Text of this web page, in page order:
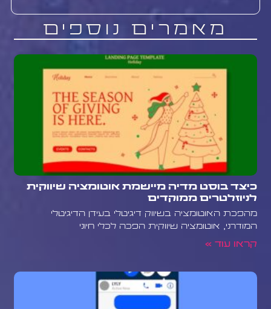
מאמרים נוספים
כיצד בוסט מדיה מיישמת אוטומציה שיווקית
לניוזלטרים ממוקדים
מהפכת האוטומציה בשיווק דיגיטלי בעידן הדיגיטלי
המודרני, אוטומציה שיווקית הפכה לכלי חיוני
קראו עוד »